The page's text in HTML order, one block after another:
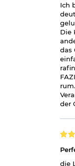
Ich
Die
das
der
die